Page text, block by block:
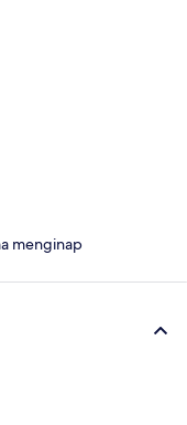
menginap